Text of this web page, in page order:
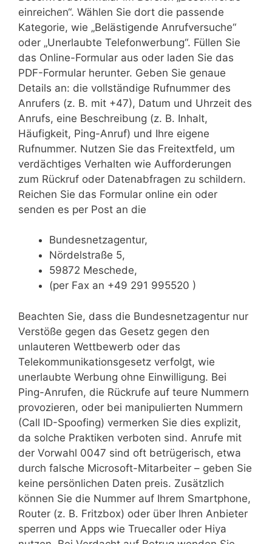
einreichen“. Wählen Sie dort die passende
Kategorie, wie „Belästigende Anrufversuche“
oder „Unerlaubte Telefonwerbung“. Füllen Sie
das Online-Formular aus oder laden Sie das
PDF-Formular herunter. Geben Sie genaue
Details an: die vollständige Rufnummer des
Anrufers (z. B. mit +47), Datum und Uhrzeit des
Anrufs, eine Beschreibung (z. B. Inhalt,
Häufigkeit, Ping-Anruf) und Ihre eigene
Rufnummer. Nutzen Sie das Freitextfeld, um
verdächtiges Verhalten wie Aufforderungen
zum Rückruf oder Datenabfragen zu schildern.
Reichen Sie das Formular online ein oder
senden es per Post an die
Bundesnetzagentur,
Nördelstraße 5,
59872 Meschede,
(per Fax an +49 291 995520 )
Beachten Sie, dass die Bundesnetzagentur nur
Verstöße gegen das Gesetz gegen den
unlauteren Wettbewerb oder das
Telekommunikationsgesetz verfolgt, wie
unerlaubte Werbung ohne Einwilligung. Bei
Ping-Anrufen, die Rückrufe auf teure Nummern
provozieren, oder bei manipulierten Nummern
(Call ID-Spoofing) vermerken Sie dies explizit,
da solche Praktiken verboten sind. Anrufe mit
der Vorwahl 0047 sind oft betrügerisch, etwa
durch falsche Microsoft-Mitarbeiter – geben Sie
keine persönlichen Daten preis. Zusätzlich
können Sie die Nummer auf Ihrem Smartphone,
Router (z. B. Fritzbox) oder über Ihren Anbieter
sperren und Apps wie Truecaller oder Hiya